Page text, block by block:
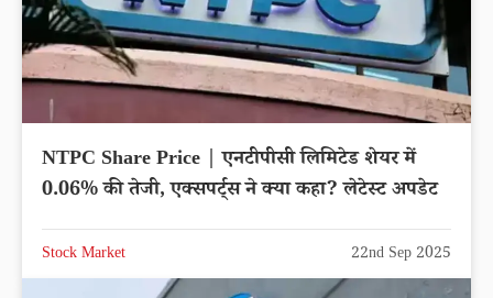
NTPC Share Price | एनटीपीसी लिमिटेड शेयर में
0.06% की तेजी, एक्सपर्ट्स ने क्या कहा? लेटेस्ट अपडेट
Stock Market 22nd Sep 2025